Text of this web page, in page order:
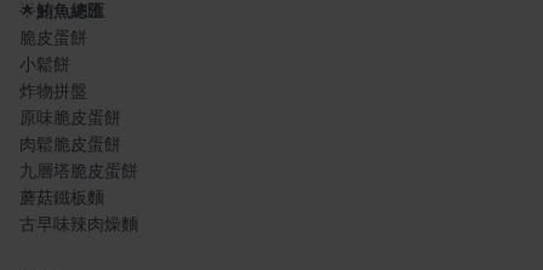
🌟鮪魚總匯
脆皮蛋餅
小鬆餅
炸物拼盤
原味脆皮蛋餅
肉鬆脆皮蛋餅
九層塔脆皮蛋餅
蘑菇鐵板麵
古早味辣肉燥麵